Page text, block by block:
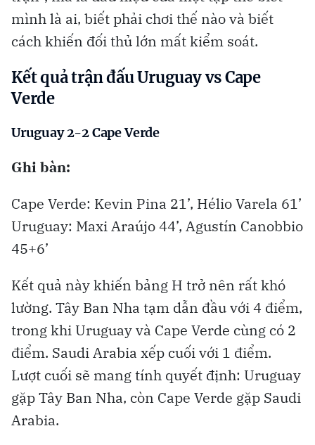
mình là ai, biết phải chơi thế nào và biết
cách khiến đối thủ lớn mất kiểm soát.
Kết quả trận đấu Uruguay vs Cape
Verde
Uruguay 2-2 Cape Verde
Ghi bàn:
Cape Verde: Kevin Pina 21’, Hélio Varela 61’
Uruguay: Maxi Araújo 44’, Agustín Canobbio
45+6’
Kết quả này khiến bảng H trở nên rất khó
lường. Tây Ban Nha tạm dẫn đầu với 4 điểm,
trong khi Uruguay và Cape Verde cùng có 2
điểm. Saudi Arabia xếp cuối với 1 điểm.
Lượt cuối sẽ mang tính quyết định: Uruguay
gặp Tây Ban Nha, còn Cape Verde gặp Saudi
Arabia.